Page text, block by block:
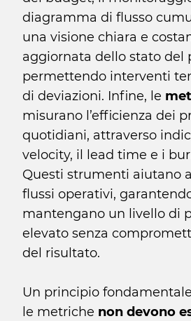
diagramma di flusso
una visione chiara e
aggiornata dello stato del
permettendo interventi
di deviazioni. Infine, le
misurano l’efficienza dei
quotidiani, attraverso
velocity, il lead time e i
Questi strumenti aiutano
flussi operativi,
mantengano un livello di
elevato senza
del risultato.
Un principio
le metriche non devono